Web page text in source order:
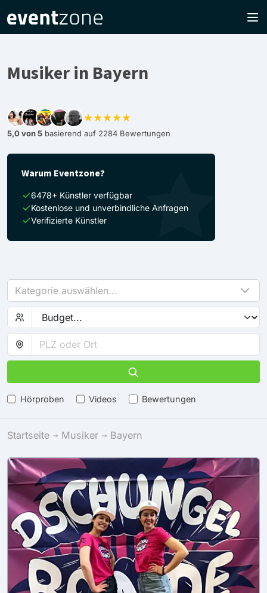
Musiker in Bayern
★★★★★
5,0 von 5 basierend auf 2284 Bewertungen
Warum Eventzone?
6478+ Künstler verfügbar
Kostenlose und unverbindliche Anfragen
Verifizierte Künstler
Kategorie auswählen...
Hörproben Videos Bewertungen
Startseite Musiker Bayern